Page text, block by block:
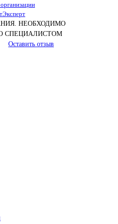
НЕОБХОДИМО
СПЕЦИАЛИСТОМ
Оставить отзыв